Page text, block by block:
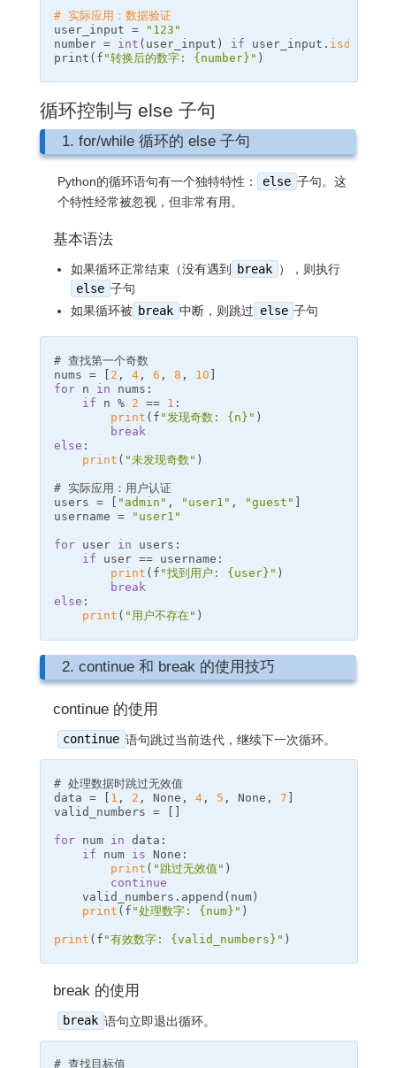
# 实际应用：数据验证
user_input
=
"123"
number = int ( user_input ) if user_input . isdigit
print ( f "转换后的数字: {number} " )
循环控制与 else 子句
1. for/while 循环的 else 子句
Python的循环语句有一个独特特性： else 子句。这
个特性经常被忽视，但非常有用。
基本语法
如果循环正常结束（没有遇到 break ），则执行
else 子句
如果循环被 break 中断，则跳过 else 子句
nums
= 2 , 4 , 6 , 8 , 10
for n in nums :
if
n % 2 == 1 :
print ( f "发现奇数: { n } " )
break
else :
print ( "未发现奇数" )
users
= "admin" , "user1" , "guest"
username
= "user1"
for user in users :
if
user == username :
print ( f "找到用户: { user } " )
break
else :
print ( "用户不存在" )
2. continue 和 break 的使用技巧
continue 的使用
continue 语句跳过当前迭代，继续下一次循环。
data
= [ 1 , 2 , None , 4 , 5 , None , 7 ]
valid_numbers
= []
for num in data :
if
num is None :
print ( "跳过无效值" )
continue
valid_numbers . append ( num)
print ( f "处理数字: {num} " )
print ( f "有效数字: {valid_numbers} " )
break 的使用
break 语句立即退出循环。